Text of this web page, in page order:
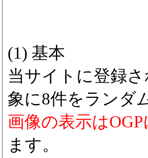
(1) 基本
当サイトに登録
象に8件をランダ
画像の表示は
ます。